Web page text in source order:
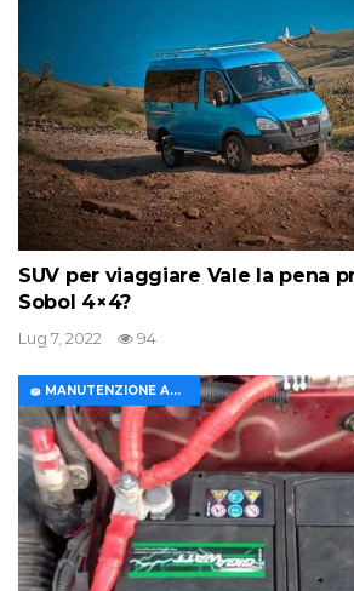
SUV per viaggiare Vale la pena
Sobol 4×4?
Lug 7, 2022 94
🧽 MANUTENZIONE AUTO